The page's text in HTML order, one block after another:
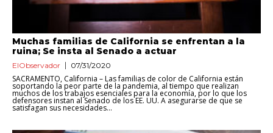
Muchas familias de California se enfrentan a la
ruina; Se insta al Senado a actuar
ElObservador 07/31/2020
SACRAMENTO, California – Las familias de color de California están
soportando la peor parte de la pandemia, al tiempo que realizan
muchos de los trabajos esenciales para la economía, por lo que los
defensores instan al Senado de los EE. UU. A asegurarse de que se
satisfagan sus necesidades...